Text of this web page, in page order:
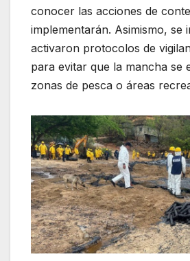
conocer las acciones de
implementarán. Asimismo, se
activaron protocolos de
para evitar que la mancha se
zonas de pesca o áreas